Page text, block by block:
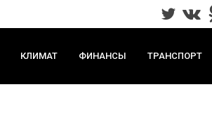
КЛИМАТ ФИНАНСЫ ТРАНСПОРТ